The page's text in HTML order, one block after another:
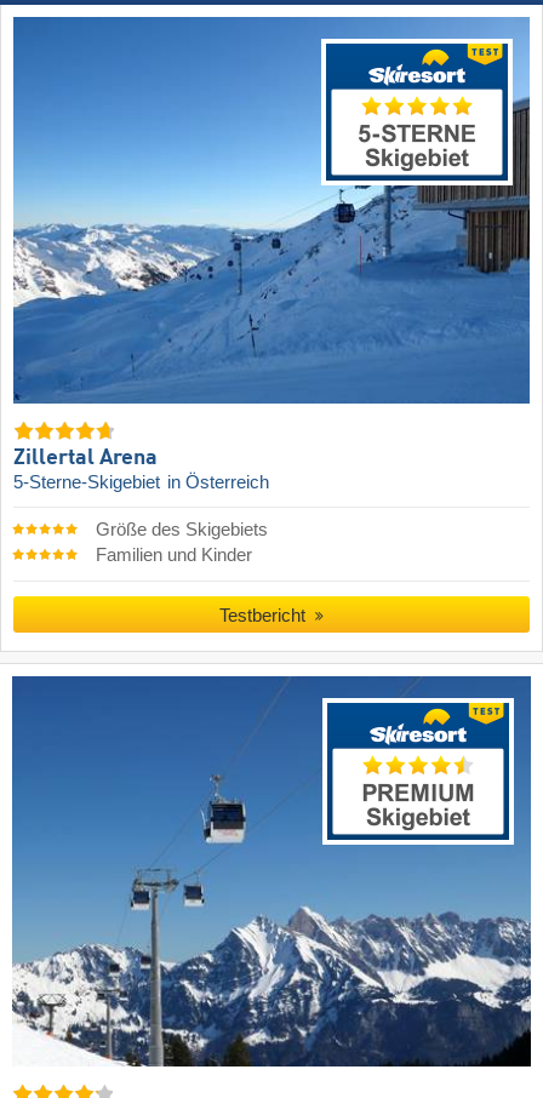
Zillertal Arena
5-Sterne-Skigebiet in Österreich
Größe des Skigebiets
Familien und Kinder
Testbericht